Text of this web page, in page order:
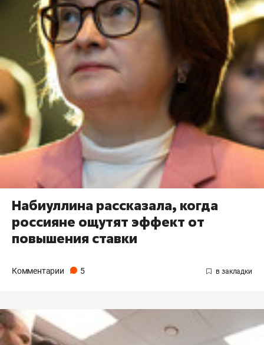
Набиуллина рассказала, когда
россияне ощутят эффект от
повышения ставки
Комментарии 5